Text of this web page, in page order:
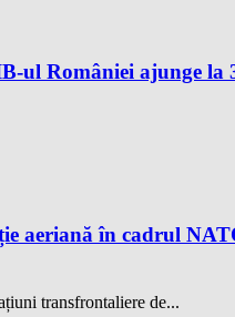
ul României ajunge la
aeriană în cadrul
transfrontaliere de...